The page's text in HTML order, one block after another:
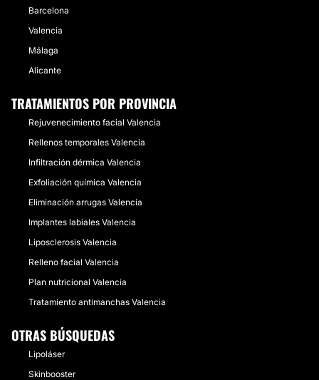
Barcelona
Valencia
Málaga
Alicante
TRATAMIENTOS POR PROVINCIA
Rejuvenecimiento facial Valencia
Rellenos temporales Valencia
Infiltración dérmica Valencia
Exfoliación química Valencia
Eliminación arrugas Valencia
Implantes labiales Valencia
Liposclerosis Valencia
Relleno facial Valencia
Plan nutricional Valencia
Tratamiento antimanchas Valencia
OTRAS BÚSQUEDAS
Lipoláser
Skinbooster